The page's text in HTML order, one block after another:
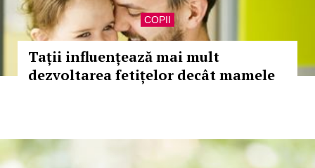
COPII
Tații influențează mai mult
dezvoltarea fetițelor decât mamele